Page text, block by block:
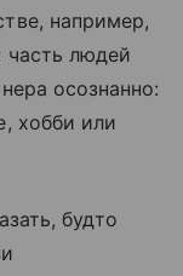
например,
часть людей
осознанно:
хобби или
будто